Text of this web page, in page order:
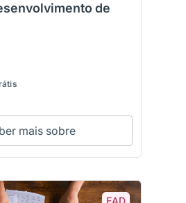
de
mais sobre
EAD